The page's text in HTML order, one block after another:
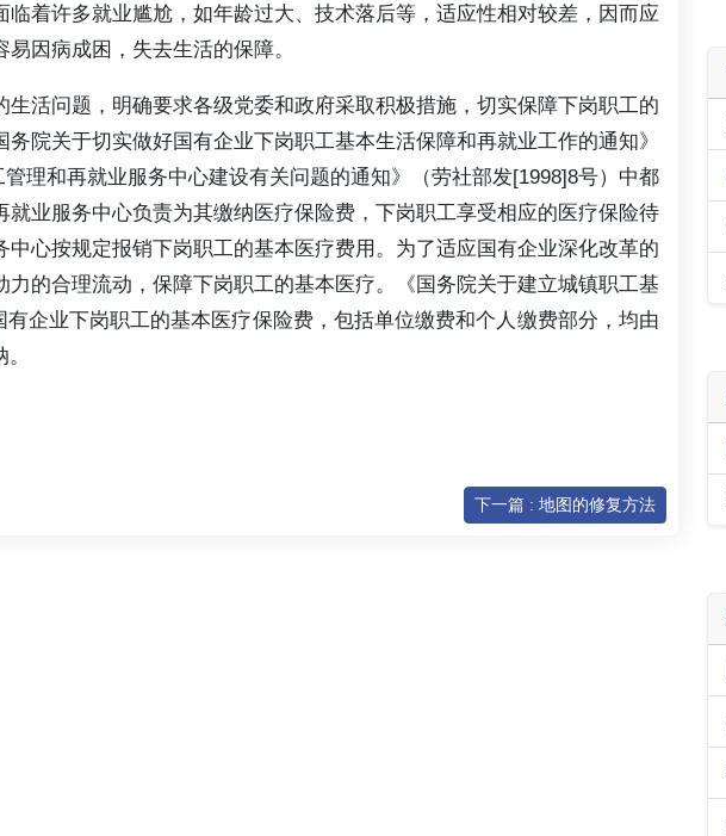
着许多就业尴尬，如年龄过大、技术落后等，适应性相对较差，因而应
因病成困，失去生活的保障。
活问题，明确要求各级党委和政府采取积极措施，切实保障下岗职工的
院关于切实做好国有企业下岗职工基本生活保障和再就业工作的通知》
理和再就业服务中心建设有关问题的通知》（劳社部发[1998]8号）中都
业服务中心负责为其缴纳医疗保险费，下岗职工享受相应的医疗保险待
心按规定报销下岗职工的基本医疗费用。为了适应国有企业深化改革的
的合理流动，保障下岗职工的基本医疗。《国务院关于建立城镇职工基
企业下岗职工的基本医疗保险费，包括单位缴费和个人缴费部分，均由
下一篇 : 地图的修复方法